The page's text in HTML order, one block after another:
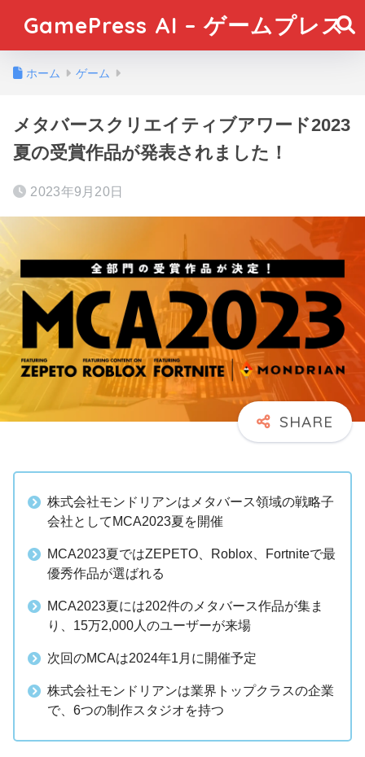
GamePress AI – ゲームプレス
ホーム ゲーム
メタバースクリエイティブアワード2023
夏の受賞作品が発表されました！
2023年9月20日
株式会社モンドリアンはメタバース領域の戦略子
会社としてMCA2023夏を開催
MCA2023夏ではZEPETO、Roblox、Fortniteで最
優秀作品が選ばれる
MCA2023夏には202件のメタバース作品が集ま
り、15万2,000人のユーザーが来場
次回のMCAは2024年1月に開催予定
株式会社モンドリアンは業界トップクラスの企業
で、6つの制作スタジオを持つ